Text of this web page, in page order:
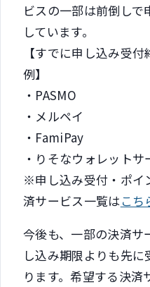
ビスの一部は前倒し
しています。
【すでに申し込み受
例】
・PASMO
・メルペイ
・FamiPay
・りそなウォレット
※申し込み受付・ポイ
済サービス一覧はこち
今後も、一部の決済サ
し込み期限よりも先
ります。希望する決